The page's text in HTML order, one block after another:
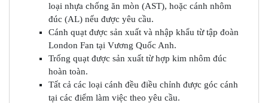
loại nhựa chống ăn mòn (AST), hoặc cánh nhôm
đúc (AL) nếu được yêu cầu.
Cánh quạt được sản xuất và nhập khẩu từ tập đoàn
London Fan tại Vương Quốc Anh.
Trống quạt được sản xuất từ ​​hợp kim nhôm đúc
hoàn toàn.
Tất cả các loại cánh đều điều chỉnh được góc cánh
tại các điểm làm việc theo yêu cầu.